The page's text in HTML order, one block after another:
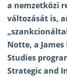
a nemzetközi
változását is,
Notte, a
Studies
Strategic and